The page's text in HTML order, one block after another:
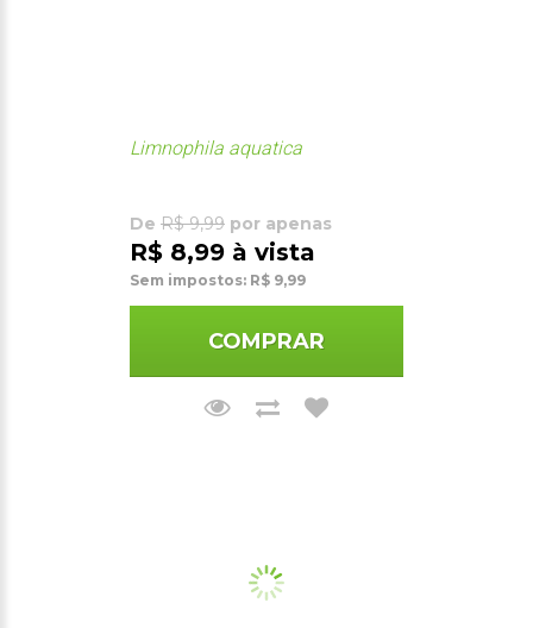
Limnophila aquatica
De R$ 9,99 por apenas
R$ 8,99 à vista
Sem impostos: R$ 9,99
COMPRAR